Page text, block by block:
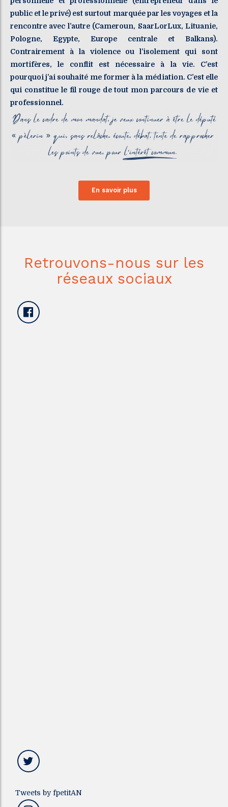
public et le privé) est surtout marquée par les voyages et la
rencontre avec l’autre (Cameroun, SaarLorLux, Lituanie,
Pologne, Egypte, Europe centrale et Balkans).
Contrairement à la violence ou l’isolement qui sont
mortifères, le conflit est nécessaire à la vie. C’est
pourquoi j’ai souhaité me former à la médiation. C’est elle
qui constitue le fil rouge de tout mon parcours de vie et
professionnel.
En savoir plus
Retrouvons-nous sur les
réseaux sociaux
Tweets by fpetitAN